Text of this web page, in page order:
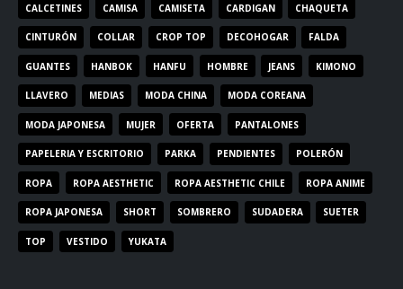
CALCETINES CAMISA CAMISETA CARDIGAN CHAQUETA
CINTURÓN COLLAR CROP TOP DECOHOGAR FALDA
GUANTES HANBOK HANFU HOMBRE JEANS KIMONO
LLAVERO MEDIAS MODA CHINA MODA COREANA
MODA JAPONESA MUJER OFERTA PANTALONES
PAPELERIA Y ESCRITORIO PARKA PENDIENTES POLERÓN
ROPA ROPA AESTHETIC ROPA AESTHETIC CHILE ROPA ANIME
ROPA JAPONESA SHORT SOMBRERO SUDADERA SUETER
TOP VESTIDO YUKATA